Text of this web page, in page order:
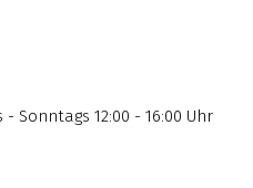
Sonntags 12:00 - 16:00 Uhr